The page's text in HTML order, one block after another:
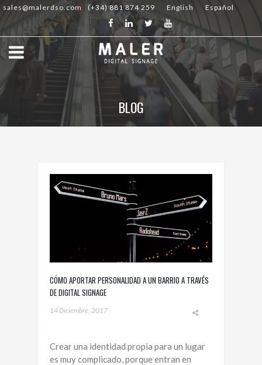
sales@malerdso.com (+34) 881 874 259 English Español
BLOG
CÓMO APORTAR PERSONALIDAD A UN BARRIO A TRAVÉS
DE DIGITAL SIGNAGE
14 Diciembre, 2017
Crear una identidad propia para un lugar
es muy complicado, porque entran en